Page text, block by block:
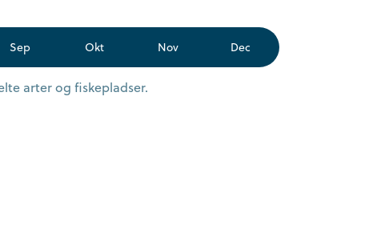
Sep Okt Nov Dec
arter og fiskepladser.